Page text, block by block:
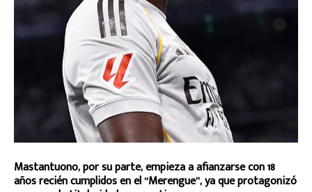
Mastantuono, por su parte, empieza a afianzarse con 18
años recién cumplidos en el “Merengue”, ya que protagonizó